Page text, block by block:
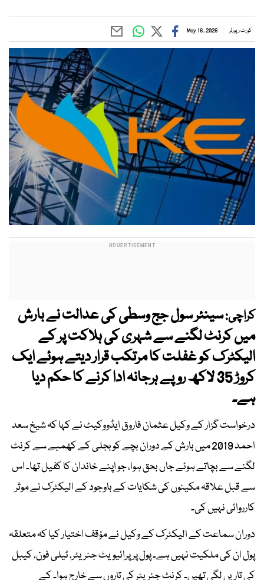
کورٹ رپورٹر May 16, 2026
کراچی:سینئر سول جج وسطی کی عدالت نے بارش
میں کرنٹ لگنے سے شہری کی ہلاکت پر کے
الیکٹرک کو غفلت کا مرتکب قرار دیتے ہوئے ایک
کروڑ 35 لاکھ روپے ہرجانہ ادا کرنے کا حکم دیا
ہے۔
درخواست گزار کے وکیل عثمان فاروق ایڈووکیٹ نے کہا کہ شیخ سعد
احمد 2019 میں بارش کے دوران بچے کو بجلی کے کھمبے سے کرنٹ
لگنے سے بچاتے ہوئے جاں بحق ہوا، جو اپنے خاندان کا کفیل تھا۔ اس
سے قبل علاقہ مکینوں کی شکایات کے باوجود کے الیکٹرک نے موثر
کارروائی نہیں کی۔
دوران سماعت کے الیکٹرک کے وکیل نے مؤقف اختیار کیا کہ متعلقہ
پول ان کی ملکیت نہیں ہے۔ پول پر پرائیویٹ جنریٹر، ٹیلی فون، کیبل
کی تاریں لگی تھیں۔ کرنٹ جنریٹر کی تاروں سے خارج ہوا۔ کے